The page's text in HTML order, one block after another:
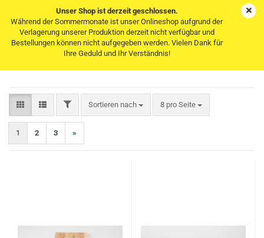
Unser Shop ist derzeit geschlossen.
Während der Sommermonate ist unser Onlineshop aufgrund der
Verlagerung unserer Produktion derzeit nicht verfügbar und
Bestellungen können nicht aufgegeben werden. Vielen Dank für
Ihre Geduld und Ihr Verständnis!
Verschiedene Farbtöne
FILTERSortieren nach
Sortieren nach 8 pro Seite
pro Seite
1 2 3 »